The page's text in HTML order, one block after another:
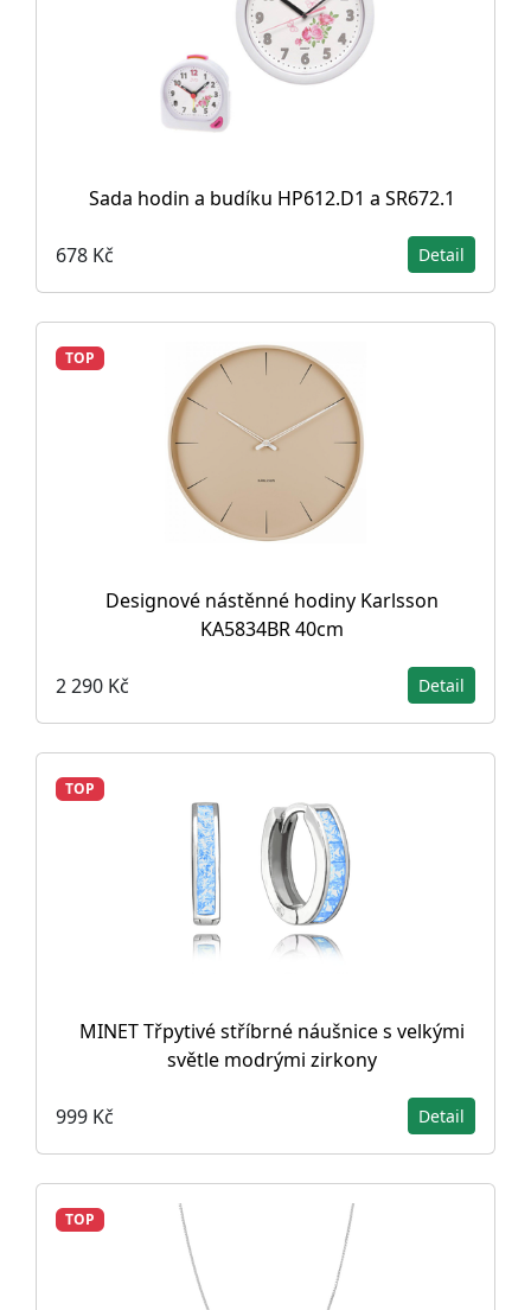
Sada hodin a budíku HP612.D1 a SR672.1
678 Kč Detail
TOP
Designové nástěnné hodiny Karlsson
KA5834BR 40cm
2 290 Kč Detail
TOP
MINET Třpytivé stříbrné náušnice s velkými
světle modrými zirkony
999 Kč Detail
TOP